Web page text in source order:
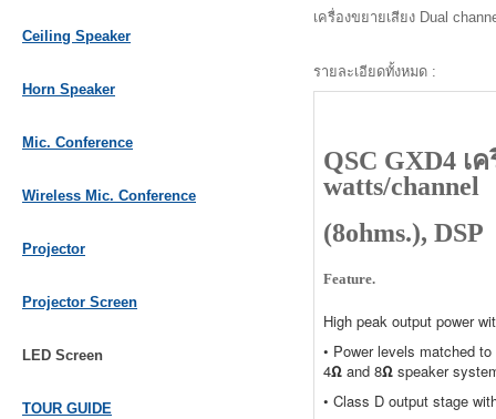
Ceiling Speaker
Horn Speaker
Mic. Conference
Wireless Mic. Conference
Projector
Projector Screen
LED Screen
TOUR GUIDE
เครื่องขยายเสียง Dual
รายละเอียดทั้งหมด :
QSC GXD4 เ
watts/channel
(8ohms.), DSP
Feature.
High peak output power
• Power levels matched
4Ωand 8Ωspeaker
• Class D output stage